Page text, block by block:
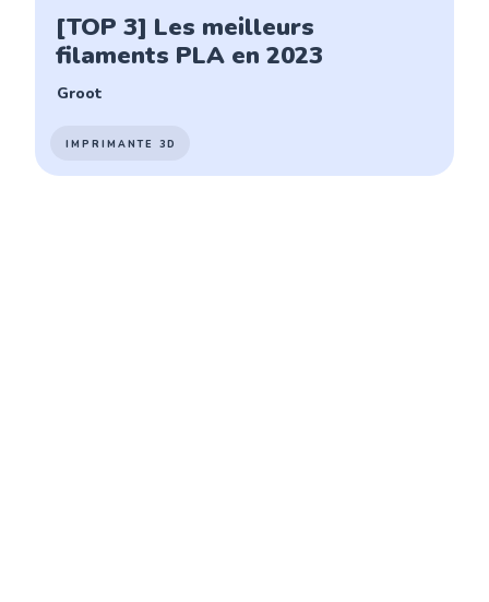
[TOP 3] Les meilleurs
filaments PLA en 2023
Groot
IMPRIMANTE 3D